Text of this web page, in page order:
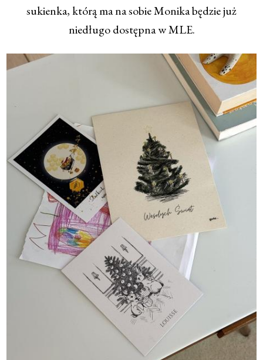
sukienka, którą ma na sobie Monika będzie już
niedługo dostępna w MLE.